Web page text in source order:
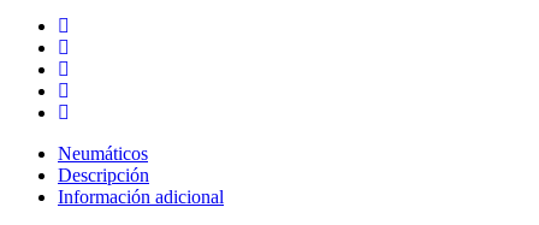
Neumáticos
Descripción
Información adicional